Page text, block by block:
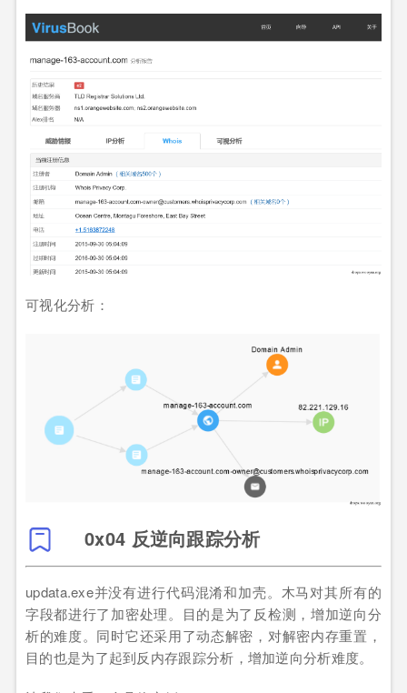
可视化分析：
0x04 反逆向跟踪分析
updata.exe并没有进行代码混淆和加壳。木马对其所有的
字段都进行了加密处理。目的是为了反检测，增加逆向分
析的难度。同时它还采用了动态解密，对解密内存重置，
目的也是为了起到反内存跟踪分析，增加逆向分析难度。